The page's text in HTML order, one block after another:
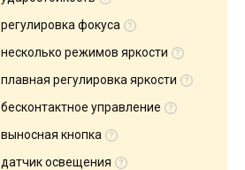
регулировка фокуса
несколько режимов яркости
плавная регулировка яркости
бесконтактное управление
выносная кнопка
датчик освещения